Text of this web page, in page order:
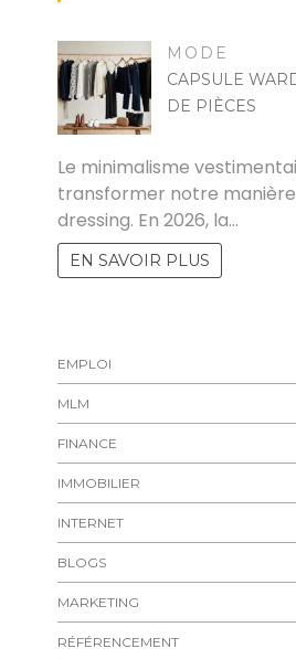
MODE
CAPSULE
DE PIÈCES
Le minimalisme
transformer notre
dressing. En 2026, la…
EN SAVOIR PLUS
EMPLOI
MLM
FINANCE
IMMOBILIER
INTERNET
BLOGS
MARKETING
RÉFÉRENCEMENT